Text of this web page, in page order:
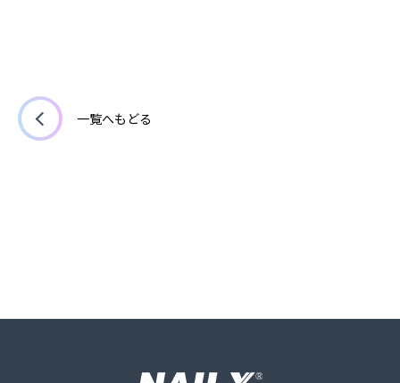
一覧へもどる